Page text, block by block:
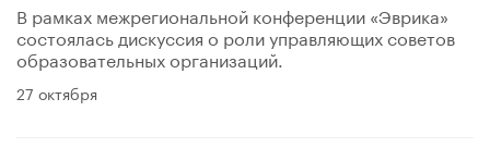
В рамках межрегиональной конференции «Эврика»
состоялась дискуссия о роли управляющих советов
образовательных организаций.
27 октября